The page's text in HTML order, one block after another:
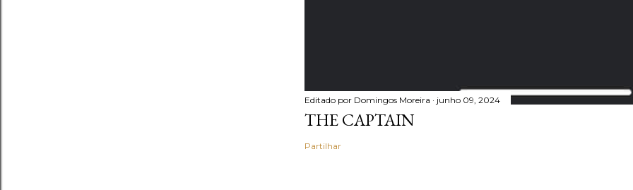
Editado por Domingos Moreira junho 09, 2024
THE CAPTAIN
Partilhar